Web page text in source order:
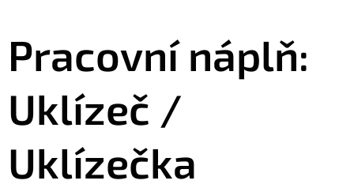
Pracovní náplň:
Uklízeč /
Uklízečka